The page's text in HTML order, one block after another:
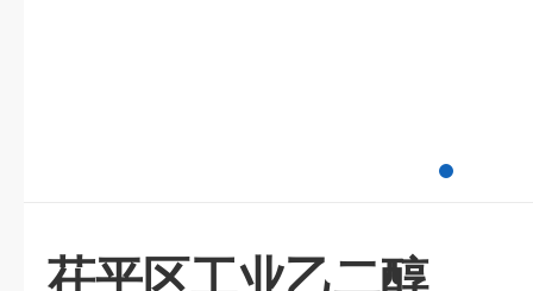
茌平区工业乙二醇